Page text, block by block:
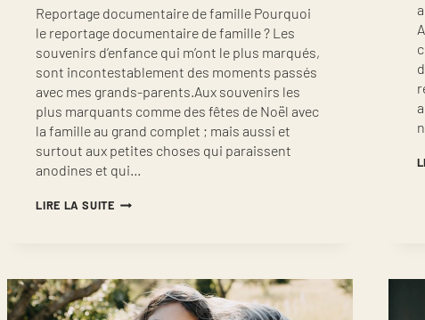
Reportage documentaire de famille Pourquoi
le reportage documentaire de famille ? Les
souvenirs d’enfance qui m’ont le plus marqués,
sont incontestablement des moments passés
avec mes grands-parents.Aux souvenirs les
plus marquants comme des fêtes de Noël avec
la famille au grand complet ; mais aussi et
surtout aux petites choses qui paraissent
anodines et qui…
LIRE LA SUITEREPORTAGE